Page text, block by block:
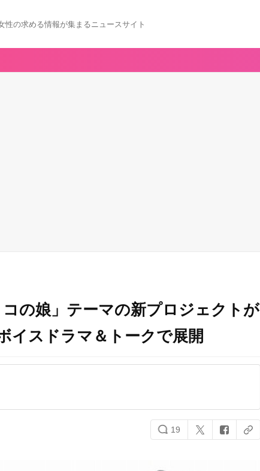
性の求める情報が集まるニュースサイト
コの娘」テーマの新プロジェクトが
イスドラマ＆トークで展開
19